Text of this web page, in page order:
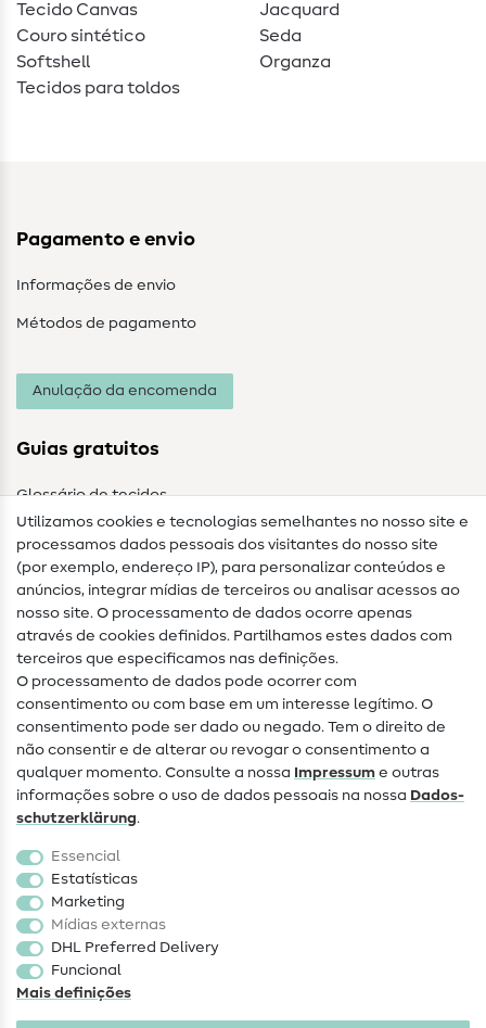
Tecido Canvas
Couro sintético
Softshell
Tecidos para toldos
Jacquard
Seda
Organza
Pagamento e envio
Informações de envio
Métodos de pagamento
Anulação da encomenda
Guias gratuitos
Glossário de tecidos
Guias de costura
Ajuda e contacto
Contacto
Mudança de proprietário
Perguntas frequentes (FAQ)
Direito de cancelamento
Popular
Tecidos
Acessórios de costura
Promoção
Utilizamos cookies e tecnologias semelhantes no nosso site e
processamos dados pessoais dos visitantes do nosso site
(por exemplo, endereço IP), para personalizar conteúdos e
anúncios, integrar mídias de terceiros ou analisar acessos ao
nosso site. O processamento de dados ocorre apenas
através de cookies definidos. Partilhamos estes dados com
terceiros que especificamos nas definições.
O processamento de dados pode ocorrer com
consentimento ou com base em um interesse legítimo. O
consentimento pode ser dado ou negado. Tem o direito de
não consentir e de alterar ou revogar o consentimento a
qualquer momento. Consulte a nossa Impressum e outras
informações sobre o uso de dados pessoais na nossa Dados­
schutz­erklärung.
Essencial
Estatísticas
Marketing
Mídias externas
DHL Preferred Delivery
Funcional
Mais definições